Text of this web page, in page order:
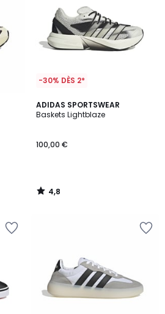
-30% DÈS 2*
ADIDAS SPORTSWEAR
Baskets Lightblaze
100,00 €
4,8
/ 5
4,8
/